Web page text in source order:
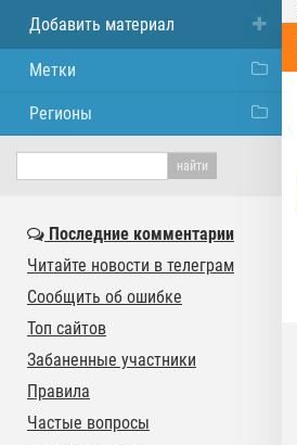
Добавить материал
Метки
Регионы
Последние комментарии
Читайте новости в телеграм
Сообщить об ошибке
Топ сайтов
Забаненные участники
Правила
Частые вопросы